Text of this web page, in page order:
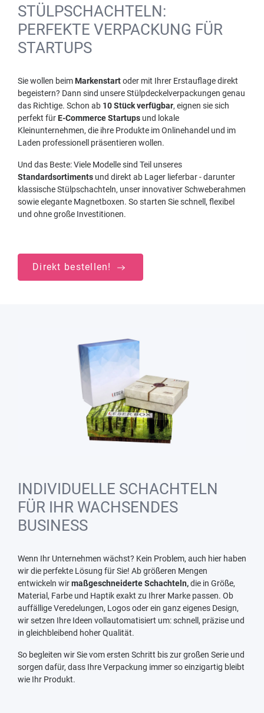
STÜLPSCHACHTELN:
PERFEKTE VERPACKUNG FÜR
STARTUPS
Sie wollen beim Markenstartoder mit Ihrer Erstauflage direkt
begeistern? Dann sind unsere Stülpdeckelverpackungen genau
das Richtige. Schon ab 10 Stück verfügbar, eignen sie sich
perfekt für E-Commerce Startups und lokale
Kleinunternehmen, die ihre Produkte im Onlinehandel und im
Laden professionell präsentieren wollen.
Und das Beste: Viele Modelle sind Teil unseres
Standardsortiments und direkt ab Lager lieferbar - darunter
klassische Stülpschachteln, unser innovativer Schweberahmen
sowie elegante Magnetboxen. So starten Sie schnell, flexibel
und ohne große Investitionen.
Direkt bestellen!
INDIVIDUELLE SCHACHTELN
FÜR IHR WACHSENDES
BUSINESS
Wenn Ihr Unternehmen wächst? Kein Problem, auch hier haben
wir die perfekte Lösung für Sie! Ab größeren Mengen
entwickeln wirmaßgeschneiderte Schachteln,die in Größe,
Material, Farbe und Haptik exakt zu Ihrer Marke passen. Ob
auffällige Veredelungen, Logos oder ein ganz eigenes Design,
wir setzen Ihre Ideen vollautomatisiert um: schnell, präzise und
in gleichbleibend hoher Qualität.
So begleiten wir Sie vom ersten Schritt bis zur großen Serie und
sorgen dafür, dass Ihre Verpackung immer so einzigartig bleibt
wie Ihr Produkt.